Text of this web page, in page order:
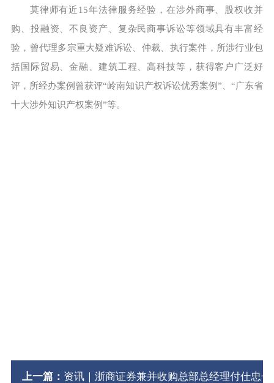
莫律师有近15年法律服务经验，在涉外商事、股权收并
购、投融资、不良资产、复杂民商事诉讼等领域具有丰富经
验，曾代理多宗重大疑难诉讼、仲裁、执行案件，所涉行业包
括国际贸易、金融、建筑工程、高科技等，获得客户广泛好
评，所经办案例曾获评“岭南知识产权诉讼优秀案例”、“广东省
十大涉外知识产权案例”等。
上一篇： 资讯｜浙商证券兼并收购总部总经理付仕忠